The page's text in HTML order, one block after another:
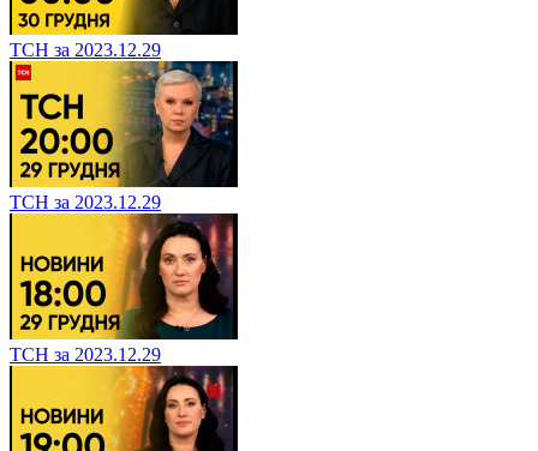
ТСН за 2023.12.29
ТСН за 2023.12.29
ТСН за 2023.12.29